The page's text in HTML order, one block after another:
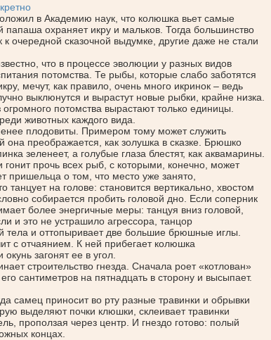
в Академию наук, что колюшка вьет самые
папаша охраняет икру и мальков. Тогда большинство
очередной сказочной выдумке, другие даже не стали
что в процессе эволюции у разных видов
потомства. Те рыбы, которые слабо заботятся
мечут, как правило, очень много икринок – ведь
выклюнутся и вырастут новые рыбки, крайне низка.
потомства вырастают только единицы.
животных каждого вида.
плодовиты. Примером тому может служить
преображается, как золушка в сказке. Брюшко
зеленеет, а голубые глаза блестят, как аквамарины.
прочь всех рыб, с которыми, конечно, может
пришельца о том, что место уже занято,
на голове: становится вертикально, хвостом
собирается пробить головой дно. Если соперник
более энергичные меры: танцуя вниз головой,
и это не устрашило агрессора, танцор
тела и оттопыривает две большие брюшные иглы.
с отчаянием. К ней прибегает колюшка
загонят ее в угол.
строительство гнезда. Сначала роет«котлован»
сантиметров на пятнадцать в сторону и высыпает.
самец приносит во рту разные травинки и обрывки
выделяют почки клюшки, склеивает травинки
проползая через центр. И гнездо готово: полый
концах.